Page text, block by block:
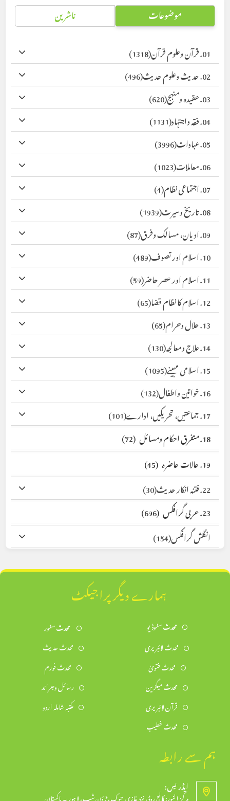
موضوعات ناشرین
01. قرآن وعلوم قرآن
(1318)
02. حدیث وعلوم حدیث
(496)
03. عقیدہ ومنہج
(620)
04. فقہ واجتہاد
(1131)
05. عبادات
(3996)
06. معاملات
(1023)
07. اجتماعی نظام
(4)
08. تاریخ وسیرت
(1939)
09. ادیان، مسالک وفرق
(87)
10. اسلام اور تصوف
(489)
11. اسلام اور عصر حاضر
(59)
12. اسلام کا نظام قضا
(65)
13. حلال وحرام
(65)
14. علاج ومعالجہ
(130)
15. اسلامی مہینے
(1095)
16. خواتین واطفال
(132)
17. جماعتیں، تحریکیں، ادارے
(101)
18. متفرق احکام ومسائل
(72)
19. حالات حاضرہ
(45)
22. فتنہ انکار حدیث
(30)
23. عربی گرافکس
(696)
انگلش گرافکس(154)
ہمارے دیگر پراجیکٹ
محدث سٹوڈیو
محدث سٹور
محدث لائبریری
محدث حدیث
محدث فتویٰ
محدث فورم
محدث میگزین
رسائل وجرائد
قرآن لائبریری
مکتبہ شاملہ اردو
محدث خطیب
ہم سے رابطہ
ایڈریس:
مرکز النور: کالج روڈ، نزد غازی چوک، ٹاؤن شپ، لاہور ۔ پاکستان